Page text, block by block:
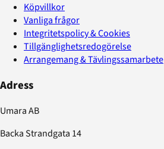
Köpvillkor
Vanliga frågor
Integritetspolicy & Cookies
Tillgänglighetsredogörelse
Arrangemang & Tävlingssamarbete
Adress
Umara AB
Backa Strandgata 14